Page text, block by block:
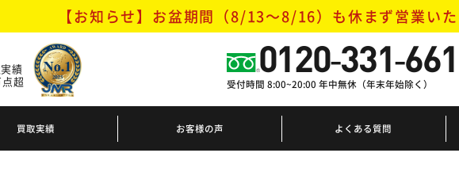
【お知らせ】お盆期間（8/13～8/16） も休まず営業い
績
超
買取実績 お客様の声 よくある質問
0120-331-661
受付時間 8:00~20:00 年中無休（年末年始除く）